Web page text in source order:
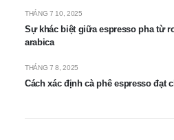
Sự khác biệt giữa espresso pha từ
arabica
THÁNG 7 10, 2025
Cách xác định cà phê espresso đạt
THÁNG 7 8, 2025